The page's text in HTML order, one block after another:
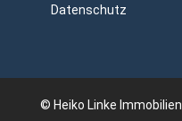
Datenschutz
© Heiko Linke Immobilien